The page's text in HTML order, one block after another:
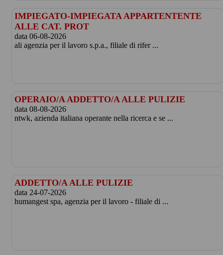
IMPIEGATO-IMPIEGATA APPARTENTENTE
ALLE CAT. PROT
data 06-08-2026
ali agenzia per il lavoro s.p.a., filiale di rifer ...
OPERAIO/A ADDETTO/A ALLE PULIZIE
data 08-08-2026
ntwk, azienda italiana operante nella ricerca e se ...
ADDETTO/A ALLE PULIZIE
data 24-07-2026
humangest spa, agenzia per il lavoro - filiale di ...